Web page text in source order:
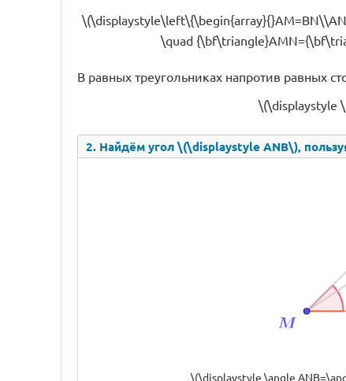
\quad
В равных треугольниках напротив равных
\(\displaystyle
2. Найдём угол \(\displaystyle ANB\),
\(\displaystyle \angle